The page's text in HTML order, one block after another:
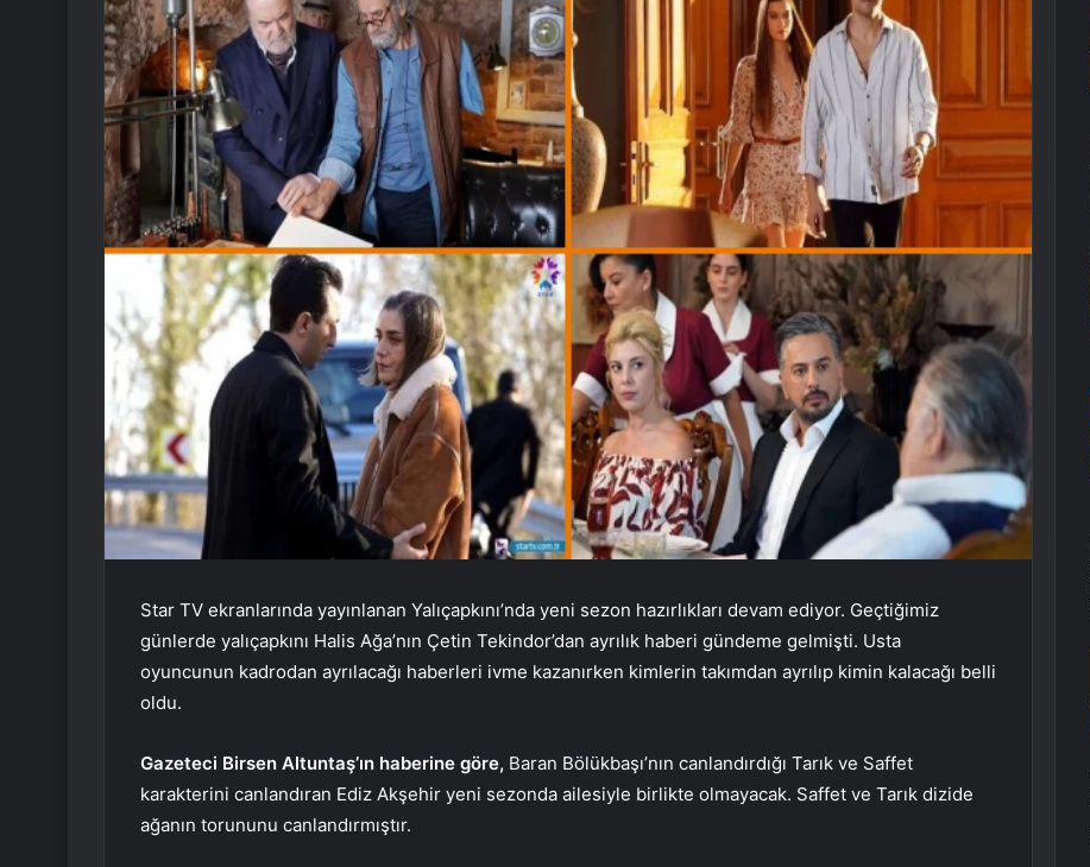
Star TV ekranlarında yayınlanan Yalıçapkını’nda yeni sezon hazırlıkları devam ediyor. Geçtiğimiz
günlerde yalıçapkını Halis Ağa’nın Çetin Tekindor’dan ayrılık haberi gündeme gelmişti. Usta
oyuncunun kadrodan ayrılacağı haberleri ivme kazanırken kimlerin takımdan ayrılıp kimin kalacağı belli
oldu.
Gazeteci Birsen Altuntaş’ın haberine göre, Baran Bölükbaşı’nın canlandırdığı Tarık ve Saffet
karakterini canlandıran Ediz Akşehir yeni sezonda ailesiyle birlikte olmayacak. Saffet ve Tarık dizide
ağanın torununu canlandırmıştır.